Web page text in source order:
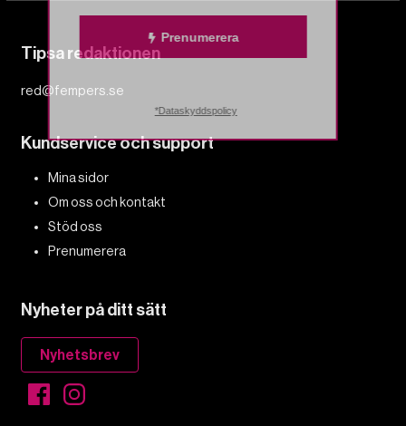
Tipsa redaktionen
red@fempers.se
Kundservice och support
Mina sidor
Om oss och kontakt
Stöd oss
Prenumerera
Nyheter på ditt sätt
Nyhetsbrev
Prenumerera
*Dataskyddspolicy